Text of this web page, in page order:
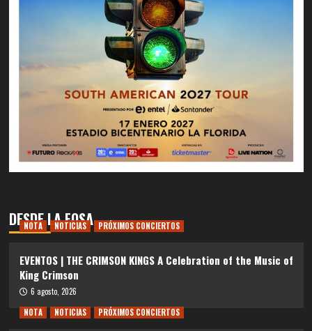
DESDE LA FOSA
NOTA NOTICIAS PRÓXIMOS CONCIERTOS
EVENTOS | THE CRIMSON KINGS A Celebration of the Music of
King Crimson
6 agosto, 2026
NOTA
NOTICIAS PRÓXIMOS CONCIERTOS